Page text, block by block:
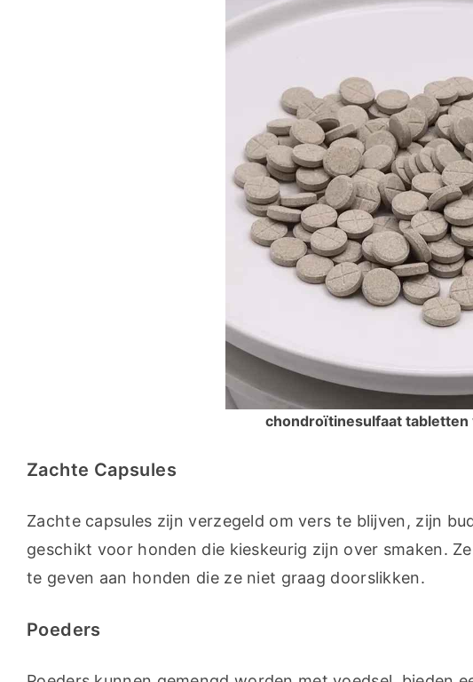
chondroïtinesulfaat tabletten
Zachte Capsules
Zachte capsules zijn verzegeld om vers te blijven, zijn
geschikt voor honden die kieskeurig zijn over smaken.
te geven aan honden die ze niet graag doorslikken.
Poeders